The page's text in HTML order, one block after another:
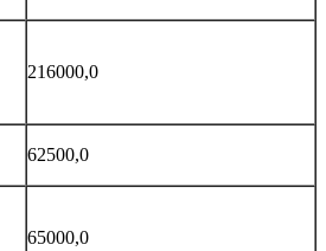
216000,0
62500,0
65000,0